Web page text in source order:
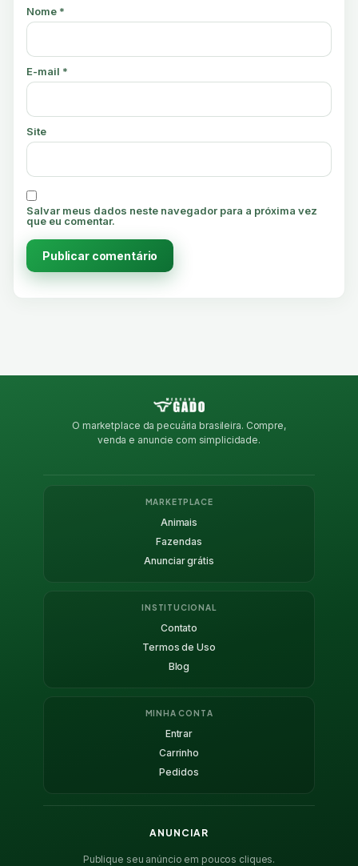
Nome *
E-mail *
Site
Salvar meus dados neste navegador para a próxima vez
que eu comentar.
O marketplace da pecuária brasileira. Compre,
venda e anuncie com simplicidade.
MARKETPLACE
Animais
Fazendas
Anunciar grátis
INSTITUCIONAL
Contato
Termos de Uso
Blog
MINHA CONTA
Entrar
Carrinho
Pedidos
ANUNCIAR
Publique seu anúncio em poucos cliques.